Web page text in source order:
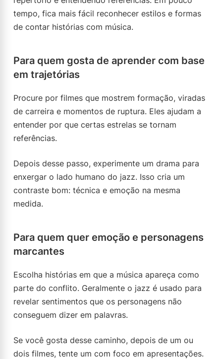
tempo, fica mais fácil reconhecer estilos e formas
de contar histórias com música.
Para quem gosta de aprender com base
em trajetórias
Procure por filmes que mostrem formação, viradas
de carreira e momentos de ruptura. Eles ajudam a
entender por que certas estrelas se tornam
referências.
Depois desse passo, experimente um drama para
enxergar o lado humano do jazz. Isso cria um
contraste bom: técnica e emoção na mesma
medida.
Para quem quer emoção e personagens
marcantes
Escolha histórias em que a música apareça como
parte do conflito. Geralmente o jazz é usado para
revelar sentimentos que os personagens não
conseguem dizer em palavras.
Se você gosta desse caminho, depois de um ou
dois filmes, tente um com foco em apresentações.